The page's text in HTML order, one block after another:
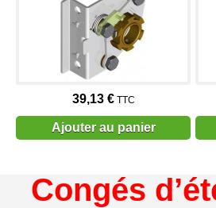
39,13 €TTC
Ajouter au panier
Congés